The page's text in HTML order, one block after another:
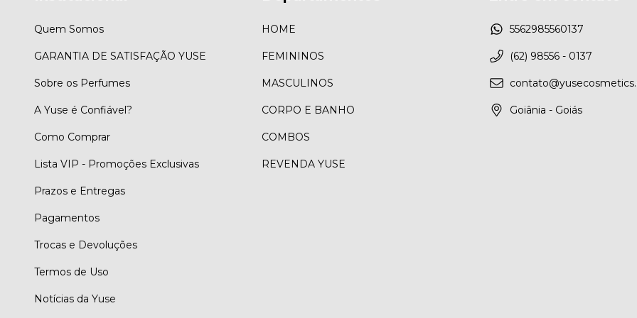
Quem Somos
GARANTIA DE SATISFAÇÃO YUSE
Sobre os Perfumes
A Yuse é Confiável?
Como Comprar
Lista VIP - Promoções Exclusivas
Prazos e Entregas
Pagamentos
Trocas e Devoluções
Termos de Uso
Notícias da Yuse
HOME
FEMININOS
MASCULINOS
CORPO E BANHO
COMBOS
REVENDA YUSE
5562985560137
(62) 98556 - 0137
Goiânia - Goiás